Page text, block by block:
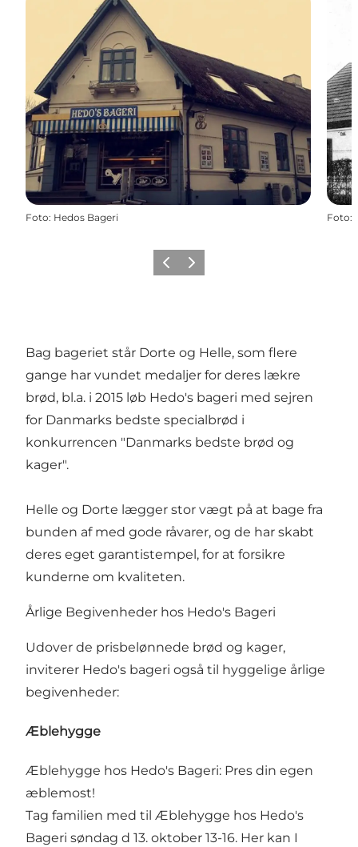
Foto: Hedos Bageri Foto:
ForrigeNæste
Bag bageriet står Dorte og Helle, som flere
gange har vundet medaljer for deres lækre
brød, bl.a. i 2015 løb Hedo's bageri med sejren
for Danmarks bedste specialbrød i
konkurrencen "Danmarks bedste brød og
kager".
Helle og Dorte lægger stor vægt på at bage fra
bunden af med gode råvarer, og de har skabt
deres eget garantistempel, for at forsikre
kunderne om kvaliteten.
Årlige Begivenheder hos Hedo's Bageri
Udover de prisbelønnede brød og kager,
inviterer Hedo's bageri også til hyggelige årlige
begivenheder:
Æblehygge
Æblehygge hos Hedo's Bageri: Pres din egen
æblemost!
Tag familien med til Æblehygge hos Hedo's
Bageri søndag d 13. oktober 13-16. Her kan I